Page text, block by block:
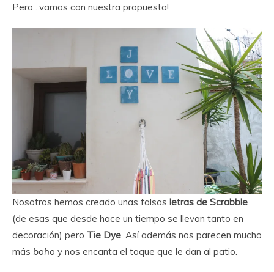
Pero…vamos con nuestra propuesta!
Nosotros hemos creado unas falsas letras de Scrabble
(de esas que desde hace un tiempo se llevan tanto en
decoración) pero Tie Dye. Así además nos parecen mucho
más boho y nos encanta el toque que le dan al patio.